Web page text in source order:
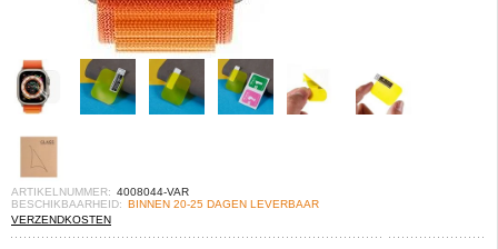
ARTIKELNUMMER: 4008044-VAR
BESCHIKBAARHEID: BINNEN 20-25 DAGEN LEVERBAAR
VERZENDKOSTEN